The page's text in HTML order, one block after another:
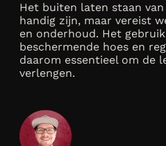
Het buiten laten staan
handig zijn, maar vereist
en onderhoud. Het
beschermende hoes en
daarom essentieel om de
verlengen.